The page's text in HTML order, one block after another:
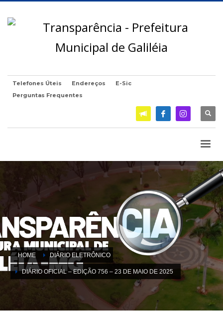
Telefones Úteis Endereços
E-Sic
Perguntas Frequentes
HOME DIÁRIO ELETRÔNICO
DIÁRIO OFICIAL – EDIÇÃO 756 – 23 DE MAIO DE 2025